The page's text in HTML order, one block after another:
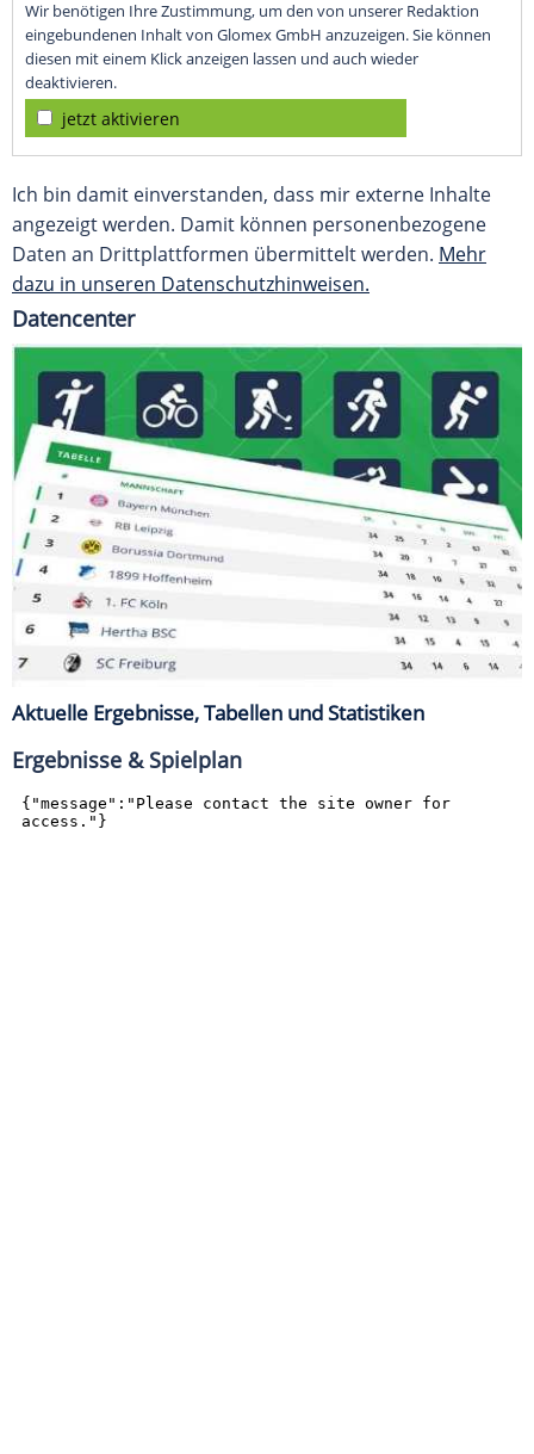
Wir benötigen Ihre Zustimmung, um den von unserer Redaktion
eingebundenen Inhalt von Glomex GmbH anzuzeigen. Sie können
diesen mit einem Klick anzeigen lassen und auch wieder
deaktivieren.
jetzt aktivieren
Ich bin damit einverstanden, dass mir externe Inhalte
angezeigt werden. Damit können personenbezogene
Daten an Drittplattformen übermittelt werden. Mehr
dazu in unseren Datenschutzhinweisen.
Datencenter
Aktuelle Ergebnisse, Tabellen und Statistiken
Ergebnisse & Spielplan